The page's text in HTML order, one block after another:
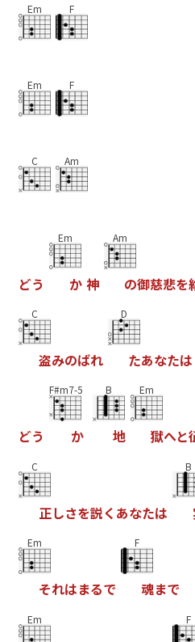
Em F
Em F
C Am
どう
Em
か 神
Am
の御慈悲を
C
盗みのばれ
D
たあなたは
どう
F#m7-5
か
B
地
Em
獄へと
C
正しさを説く あなたは
B
Em
それはまるで
F
魂まで
Em F